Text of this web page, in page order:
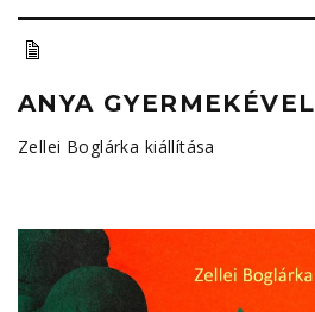
ANYA GYERMEKÉVEL
Zellei Boglárka kiállítása